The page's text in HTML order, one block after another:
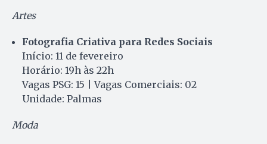
Artes
Fotografia Criativa para Redes Sociais
Início: 11 de fevereiro
Horário: 19h às 22h
Vagas PSG: 15 | Vagas Comerciais: 02
Unidade: Palmas
Moda